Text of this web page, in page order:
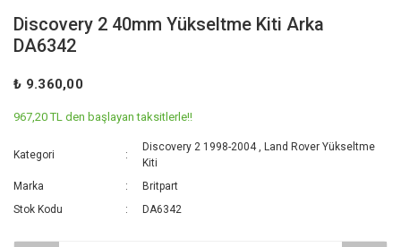
Discovery 2 40mm Yükseltme Kiti Arka
DA6342
₺ 9.360,00
967,20 TL den başlayan taksitlerle!!
Kategori
Discovery 2 1998-2004 ,Land Rover Yükseltme
Kiti
Marka
Britpart
Stok Kodu
DA6342